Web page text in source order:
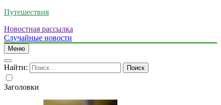
Путешествия
Новостная рассылка
Случайные новости
Меню
Найти:
Заголовки